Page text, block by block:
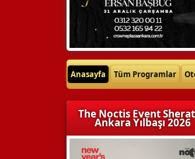
Anasayfa Tüm Programlar
The Noctis Event
Ankara Yılbaşı 2026